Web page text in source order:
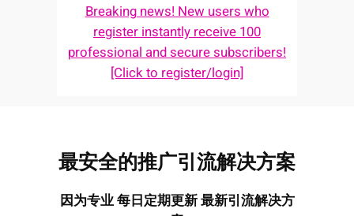
Breaking news! New users who
register instantly receive 100
professional and secure subscribers!
[Click to register/login]
最安全的推广引流解决方案
因为专业 每日定期更新 最新引流解决方